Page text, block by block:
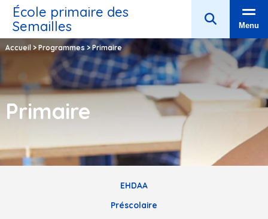
École primaire des
Semailles
Menu
Accueil>Programmes >Primaire
Primaire
EHDAA
Préscolaire